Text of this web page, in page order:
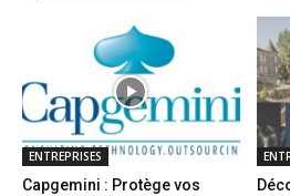
ENTREPRISES
Capgemini : Protège vos